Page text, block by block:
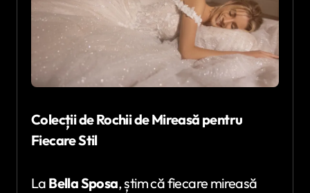
Colecții de Rochii de Mireasă pentru
Fiecare Stil
La Bella Sposa, știm că fiecare mireasă